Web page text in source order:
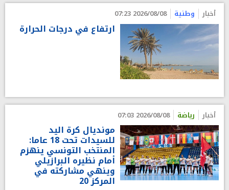
أخبار وطنية 2026/08/08 07:23
ارتفاع في درجات الحرارة
أخبار رياضة 2026/08/08 07:03
مونديال كرة اليد
للسيدات تحت 18 عاما:
المنتخب التونسي ينهزم
أمام نظيره البرازيلي
وينهي مشاركته في
المركز 20